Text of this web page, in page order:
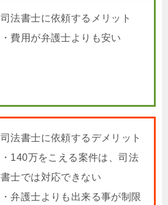
司法書士に依頼するメリット
・費用が弁護士よりも安い
司法書士に依頼するデメリット
・140万をこえる案件は、司法
書士では対応できない
・弁護士よりも出来る事が制限